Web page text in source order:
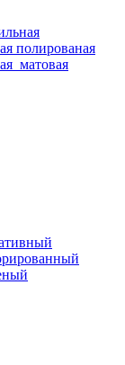
полированая
матовая